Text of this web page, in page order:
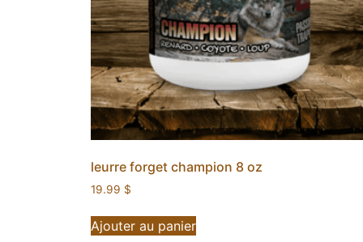
leurre forget champion 8 oz
19.99 $
Ajouter au panier